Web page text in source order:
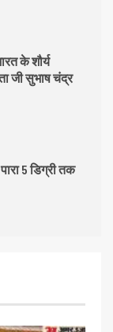
के शौर्य
जी सुभाष चंद्र
5 डिग्री तक